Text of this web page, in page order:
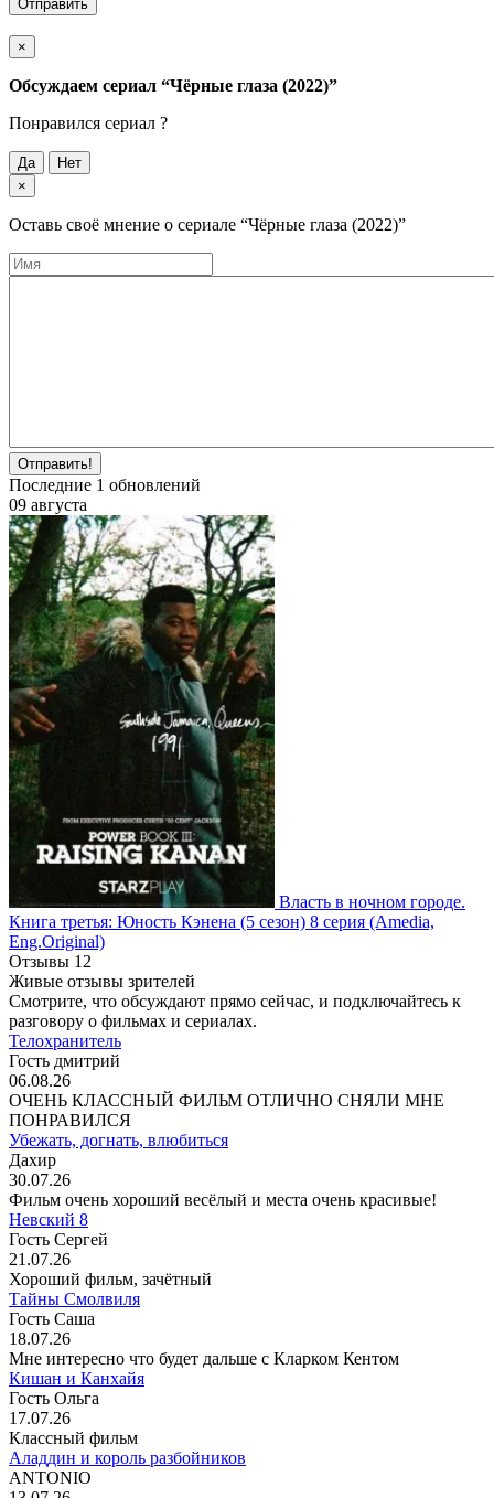
Отправить
×
Обсуждаем cериал “Чёрные глаза (2022)”
Понравился cериал ?
Да
Нет
×
Оставь своё мнение о cериале “Чёрные глаза (2022)”
Отправить!
Последние 1 обновлений
09 августа
Власть в ночном городе.
Книга третья: Юность Кэнена (5 сезон) 8 серия (Amedia,
Eng.Original)
Отзывы 12
Живые отзывы зрителей
Смотрите, что обсуждают прямо сейчас, и подключайтесь к
разговору о фильмах и сериалах.
Телохранитель
Гость дмитрий
06.08.26
ОЧЕНЬ КЛАССНЫЙ ФИЛЬМ ОТЛИЧНО СНЯЛИ МНЕ
ПОНРАВИЛСЯ
Убежать, догнать, влюбиться
Дахир
30.07.26
Фильм очень хороший весёлый и места очень красивые!
Невский 8
Гость Сергей
21.07.26
Хороший фильм, зачётный
Тайны Смолвиля
Гость Саша
18.07.26
Мне интересно что будет дальше с Кларком Кентом
Кишан и Канхайя
Гость Ольга
17.07.26
Классный фильм
Аладдин и король разбойников
ANTONIO